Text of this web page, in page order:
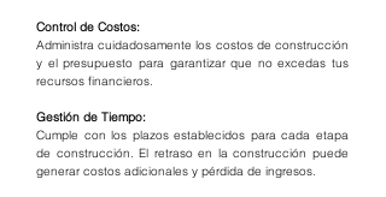
Control de Costos:
Administra cuidadosamente los costos de construcción
y el presupuesto para garantizar que no excedas tus
recursos financieros.
Gestión de Tiempo:
Cumple con los plazos establecidos para cada etapa
de construcción. El retraso en la construcción puede
generar costos adicionales y pérdida de ingresos.